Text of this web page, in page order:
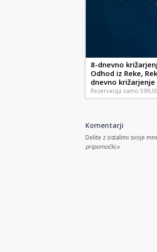
8-dnevno
Odhod iz Reke,
dnevno
Rezervacija samo
Komentarji
Delite z ostalimi svoje
pripomočki,«